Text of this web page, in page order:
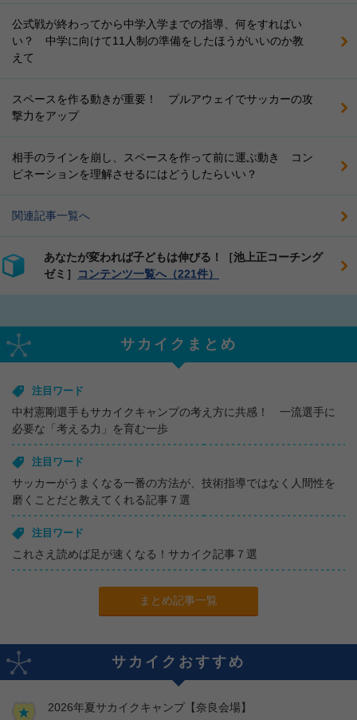
公式戦が終わってから中学入学までの指導、何をすればい
い？ 中学に向けて11人制の準備をしたほうがいいのか教
えて
スペースを作る動きが重要！ プルアウェイでサッカーの攻
撃力をアップ
相手のラインを崩し、スペースを作って前に運ぶ動き コン
ビネーションを理解させるにはどうしたらいい？
関連記事一覧へ
あなたが変われば子どもは伸びる！［池上正コーチング
ゼミ］
コンテンツ一覧へ（221件）
サカイクまとめ
注目ワード
中村憲剛選手もサカイクキャンプの考え方に共感！ 一流選手に
必要な「考える力」を育む一歩
注目ワード
サッカーがうまくなる一番の方法が、技術指導ではなく人間性を
磨くことだと教えてくれる記事７選
注目ワード
これさえ読めば足が速くなる！サカイク記事７選
まとめ記事一覧
サカイクおすすめ
2026年夏サカイクキャンプ【奈良会場】